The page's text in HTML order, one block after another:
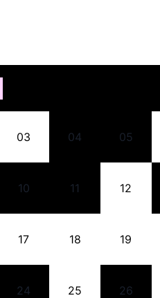
03 04 05
10 11 12
17 18 19
24 25 26